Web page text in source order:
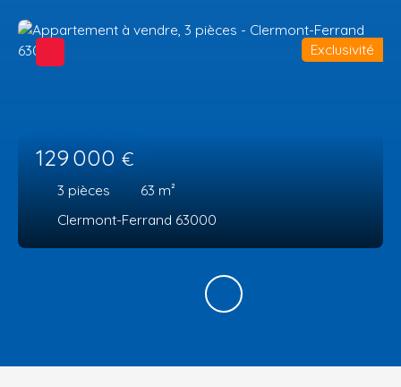
129 000 €
3 pièces 63 m²
Clermont-Ferrand 63000
Exclusivité